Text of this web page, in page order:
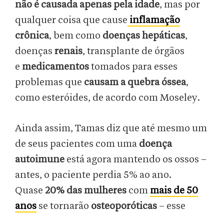
não é causada apenas pela idade, mas por
qualquer coisa que cause inflamação
crônica, bem como doenças hepáticas,
doenças renais, transplante de órgãos
e medicamentostomados para esses
problemas que causam a quebra óssea,
como esteróides, de acordo com Moseley.
Ainda assim, Tamas diz que até mesmo um
de seus pacientes com uma doença
autoimune está agora mantendo os ossos –
antes, o paciente perdia 5% ao ano.
Quase 20% das mulheres com mais de 50
anos se tornarão osteoporóticas – esse